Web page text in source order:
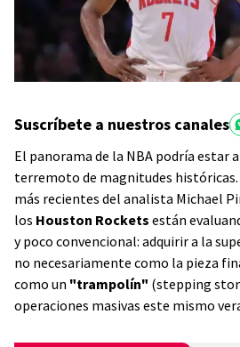
Suscríbete a nuestros canales
El panorama de la NBA podría estar
terremoto de magnitudes
más recientes del analista Michael
los Houston Rockets están
y poco convencional: adquirir a la
no necesariamente como la pieza
como un "trampolín" (stepping
operaciones masivas este mismo